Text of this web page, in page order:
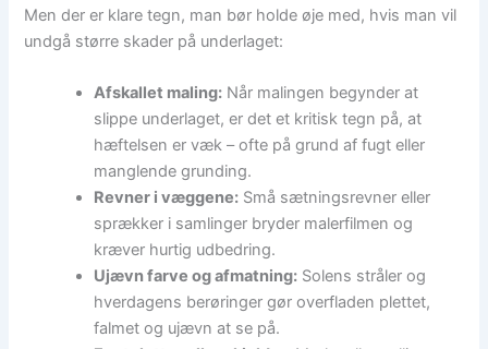
Men der er klare tegn, man bør holde øje med, hvis man vil
undgå større skader på underlaget:
Afskallet maling: Når malingen begynder at
slippe underlaget, er det et kritisk tegn på, at
hæftelsen er væk – ofte på grund af fugt eller
manglende grunding.
Revner i væggene: Små sætningsrevner eller
sprækker i samlinger bryder malerfilmen og
kræver hurtig udbedring.
Ujævn farve og afmatning: Solens stråler og
hverdagens berøringer gør overfladen plettet,
falmet og ujævn at se på.